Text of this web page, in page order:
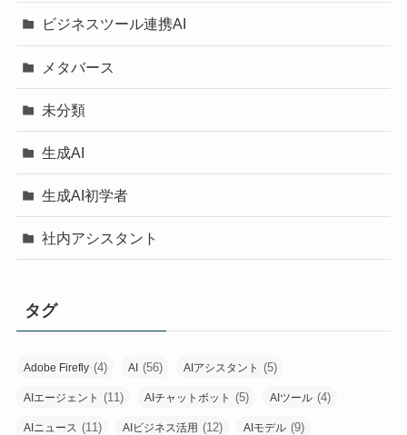
ビジネスツール連携AI
メタバース
未分類
生成AI
生成AI初学者
社内アシスタント
タグ
Adobe Firefly (4) AI (56) AIアシスタント (5)
AIエージェント (11) AIチャットボット (5) AIツール (4)
AIニュース (11) AIビジネス活用 (12) AIモデル (9)